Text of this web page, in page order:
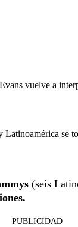
vuelve a
se
(seis
PUBLICIDAD